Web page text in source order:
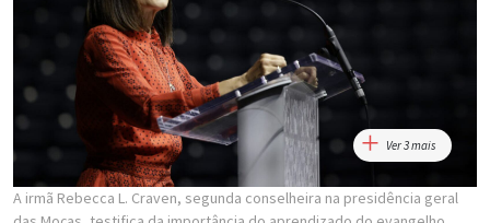
Ver 3 mais
A irmã Rebecca L. Craven, segunda conselheira na presidência geral